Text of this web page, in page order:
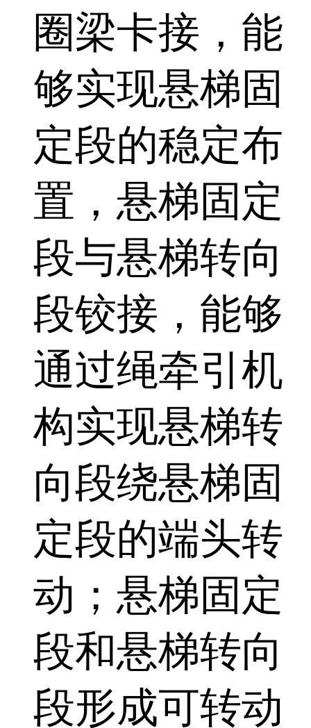
圈梁卡接，能
够实现悬梯固
定段的稳定布
置，悬梯固定
段与悬梯转向
段铰接，能够
通过绳牵引机
构实现悬梯转
向段绕悬梯固
定段的端头转
动；悬梯固定
段和悬梯转向
段形成可转动